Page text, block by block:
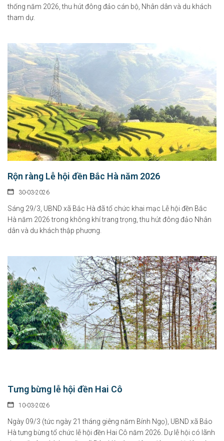
thống năm 2026, thu hút đông đảo cán bộ, Nhân dân và du khách
tham dự.
Rộn ràng Lễ hội đền Bắc Hà năm 2026
30-03-2026
Sáng 29/3, UBND xã Bắc Hà đã tổ chức khai mạc Lễ hội đền Bắc
Hà năm 2026 trong không khí trang trọng, thu hút đông đảo Nhân
dân và du khách thập phương.
Tưng bừng lễ hội đền Hai Cô
10-03-2026
Ngày 09/3 (tức ngày 21 tháng giêng năm Bính Ngọ), UBND xã Bảo
Hà tưng bừng tổ chức lễ hội đền Hai Cô năm 2026. Dự lễ hội có lãnh